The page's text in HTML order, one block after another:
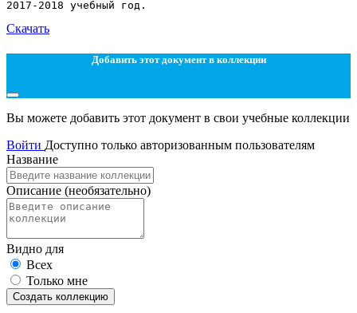
Скачать
Добавить этот документ в коллекции
Вы можете добавить этот документ в свои учебные коллекции
Войти Доступно только авторизованным пользователям
Название
Описание (необязательно)
Видно для
Всех
Только мне
Создать коллекцию